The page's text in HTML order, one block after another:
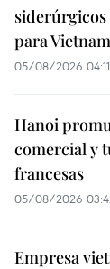
siderúrgicos
para Vietnam
05/08/2026 04:11
Hanoi
comercial y
francesas
05/08/2026
Empresa